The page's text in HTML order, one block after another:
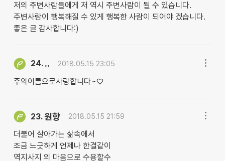
저의 주변사람들에게 저 역시 주변사람이 될 수 있습니다.
주변사람이 행복해질 수 있게 행복한 사람이 되어야 겠습니다.
좋은 글 감사합니다:)
24. .. 2018.05.15 23:05
주의이름으로사랑합니다~♡
23.원향 2018.05.15 21:59
더불어 살아가는 삶속에서
조금 느긋하게 언제나 한결같이
역지사지 의 마음으로 수용할수